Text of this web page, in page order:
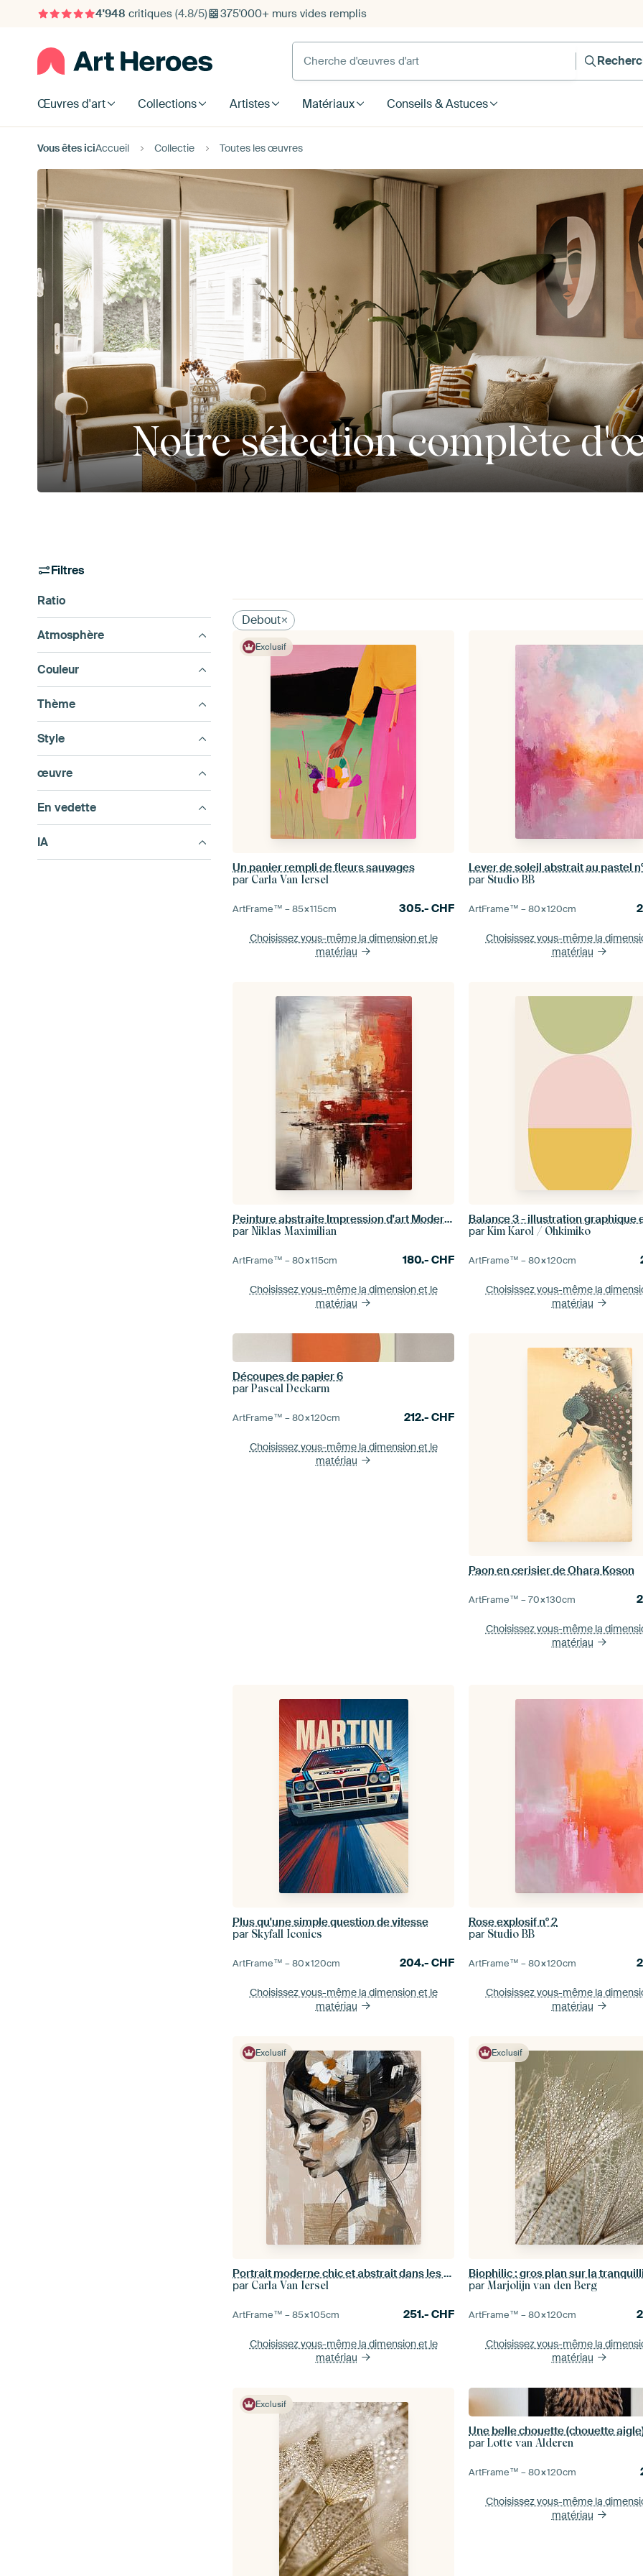
4'948 critiques (4.8/5) 375'000+ murs vides remplis
Cherche d'œuvres d'art
Œuvres d'art Collections Artistes Matériaux Conseils & Astuces
Vous êtes iciAccueil Collectie Toutes les œuvres
Notre sélection complète
Filtres
Ratio
Atmosphère
Couleur
Thème
Style
œuvre
En vedette
IA
Debout
Exclusif
Un panier rempli de fleurs sauvages
par Carla Van Iersel
ArtFrame™ –85×115cm 305.-CHF
Choisissez vous-même la dimensionet le
matériau
Lever de soleil abstrait au pastel
par Studio BB
ArtFrame™ –80×120cm
Choisissez vous-même la
matériau
Peinture abstraite Impression d'art Moderne Rouge, jaune et blanc
par Niklas Maximilian
ArtFrame™ –80×115cm 180.-CHF
Choisissez vous-même la dimensionet le
matériau
parKim Karol / Ohkimiko
ArtFrame™ –80×120cm
Choisissez vous-même la
matériau
Découpes de papier 6
parPascal Deckarm
ArtFrame™ –80×120cm 212.-CHF
Choisissez vous-même la dimensionet le
matériau
Paon en cerisier de Ohara Koson
ArtFrame™ –70×130cm
Choisissez vous-même la
matériau
Plus qu'une simple question de vitesse
par Skyfall Iconics
ArtFrame™ –80×120cm 204.-CHF
Choisissez vous-même la dimensionet le
matériau
Rose explosif n° 2
par Studio BB
ArtFrame™ –80×120cm
Choisissez vous-même la
matériau
Exclusif
Portrait moderne chic et abstrait dans les tons de terre
par Carla Van Iersel
ArtFrame™ –85×105cm 251.-CHF
Choisissez vous-même la dimensionet le
matériau
Exclusif
parMarjolijn van den Berg
ArtFrame™ –80×120cm
Choisissez vous-même la
matériau
Exclusif
parLotte van Alderen
ArtFrame™ –80×120cm
Choisissez vous-même la
matériau